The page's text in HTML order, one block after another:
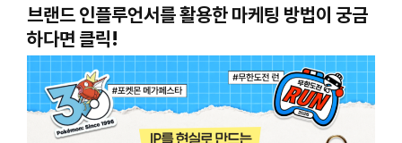
브랜드 인플루언서를 활용한 마케팅 방법이 궁금
하다면 클릭!